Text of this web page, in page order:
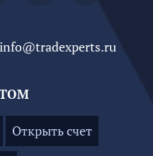
info@tradexperts.ru
Открыть счет